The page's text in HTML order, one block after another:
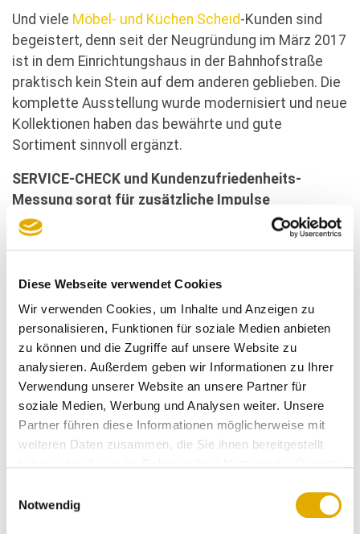
Diese Webseite verwendet Cookies
Wir verwenden Cookies, um Inhalte und Anzeigen zu
personalisieren, Funktionen für soziale Medien anbieten
zu können und die Zugriffe auf unsere Website zu
analysieren. Außerdem geben wir Informationen zu Ihrer
Verwendung unserer Website an unsere Partner für
soziale Medien, Werbung und Analysen weiter. Unsere
Partner führen diese Informationen möglicherweise mit
weiteren Daten zusammen, die Sie ihnen bereitgestellt
Notwendig
Und viele Möbel- und Küchen Scheid-Kunden sind
begeistert, denn seit der Neugründung im März 2017
ist in dem Einrichtungshaus in der Bahnhofstraße
praktisch kein Stein auf dem anderen geblieben. Die
komplette Ausstellung wurde modernisiert und neue
Kollektionen haben das bewährte und gute
Sortiment sinnvoll ergänzt.
SERVICE-CHECK und Kundenzufriedenheits-
Messung sorgt für zusätzliche Impulse
“Deshalb war nun für uns die logische Konsequenz,
dass wir unsere Kunden zukünftig durch das
an unser Unternehmen befragen lassen!”, erklärt
Michael Scheid.
“Wir erhoffen uns durch die Befragungsergebnisse
zusätzliche Impulse in der Weiterentwicklung
unserer Kollektionen und unserer Service-
Dienstleistungen!”
Die Befragung ist in dieser Woche, sowohl online wie